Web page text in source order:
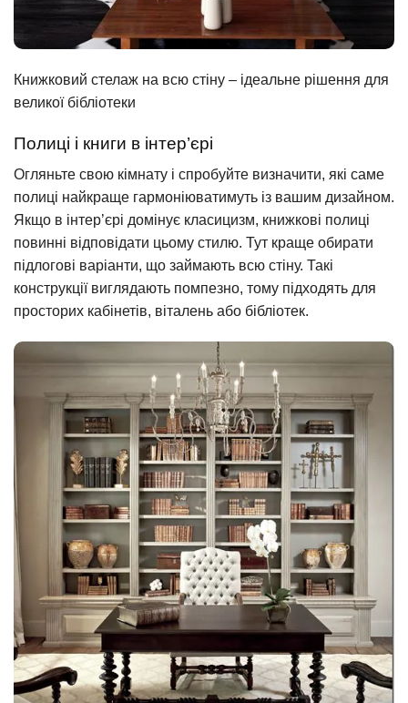
Книжковий стелаж на всю стіну – ідеальне рішення для
великої бібліотеки
Полиці і книги в інтер’єрі
Огляньте свою кімнату і спробуйте визначити, які саме
полиці найкраще гармоніюватимуть із вашим дизайном.
Якщо в інтер’єрі домінує класицизм, книжкові полиці
повинні відповідати цьому стилю. Тут краще обирати
підлогові варіанти, що займають всю стіну. Такі
конструкції виглядають помпезно, тому підходять для
просторих кабінетів, віталень або бібліотек.